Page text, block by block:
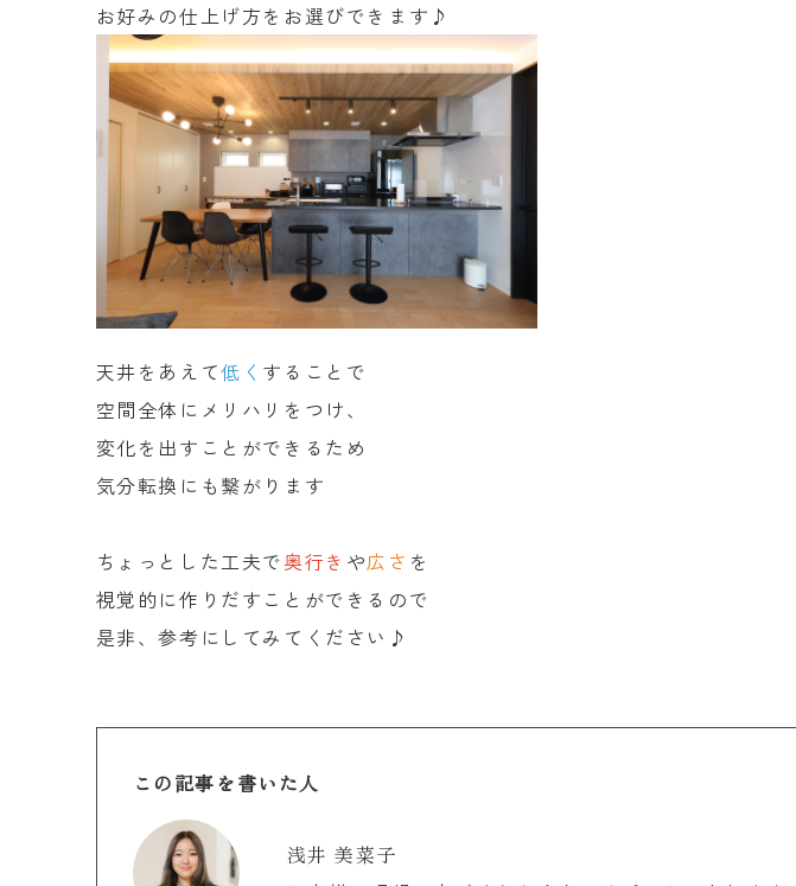
お好みの仕上げ方をお選びできます♪
天井をあえて低く することで
空間全体にメリハリをつけ、
変化を出すことができるため
気分転換にも繋がります
ちょっとした工夫で奥行き や広さ を
視覚的に作りだすことができるので
是非、参考にしてみてください♪
この記事を書いた人
浅井 美菜子